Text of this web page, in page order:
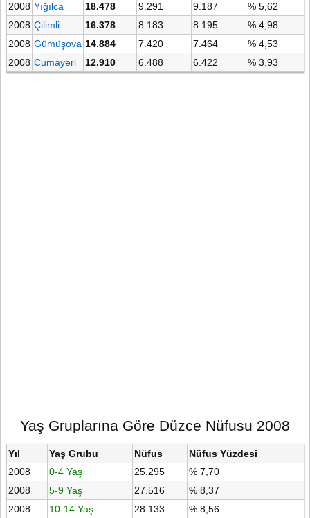
2008 Yığılca 18.478 9.291 9.187
% 5,62
2008 Çilimli 16.378 8.183 8.195
% 4,98
2008 Gümüşova 14.884 7.420 7.464
% 4,53
2008 Cumayeri 12.910 6.488 6.422 % 3,93
Yaş Gruplarına Göre Düzce Nüfusu 2008
Yıl Yaş Grubu Nüfus
Nüfus Yüzdesi
2008
0-4 Yaş 25.295
% 7,70
2008
5-9 Yaş 27.516
% 8,37
2008
10-14 Yaş 28.133
% 8,56